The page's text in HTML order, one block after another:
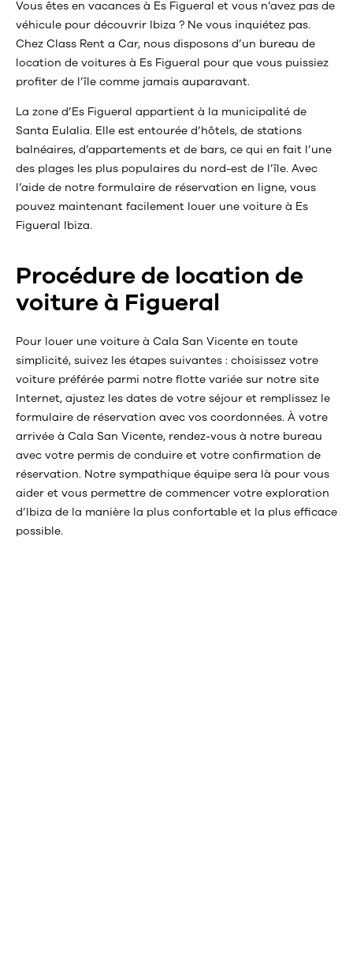
Vous êtes en vacances à Es Figueral et vous n’avez pas de
véhicule pour découvrir Ibiza ? Ne vous inquiétez pas.
Chez Class Rent a Car, nous disposons d’un bureau de
location de voitures à Es Figueral pour que vous puissiez
profiter de l’île comme jamais auparavant.
La zone d’Es Figueral appartient à la municipalité de
Santa Eulalia. Elle est entourée d’hôtels, de stations
balnéaires, d’appartements et de bars, ce qui en fait l’une
des plages les plus populaires du nord-est de l’île. Avec
l’aide de notre formulaire de réservation en ligne, vous
pouvez maintenant facilement louer une voiture à Es
Figueral Ibiza.
Procédure de location de
voiture à Figueral
Pour louer une voiture à Cala San Vicente en toute
simplicité, suivez les étapes suivantes : choisissez votre
voiture préférée parmi notre flotte variée sur notre site
Internet, ajustez les dates de votre séjour et remplissez le
formulaire de réservation avec vos coordonnées. À votre
arrivée à Cala San Vicente, rendez-vous à notre bureau
avec votre permis de conduire et votre confirmation de
réservation. Notre sympathique équipe sera là pour vous
aider et vous permettre de commencer votre exploration
d’Ibiza de la manière la plus confortable et la plus efficace
possible.